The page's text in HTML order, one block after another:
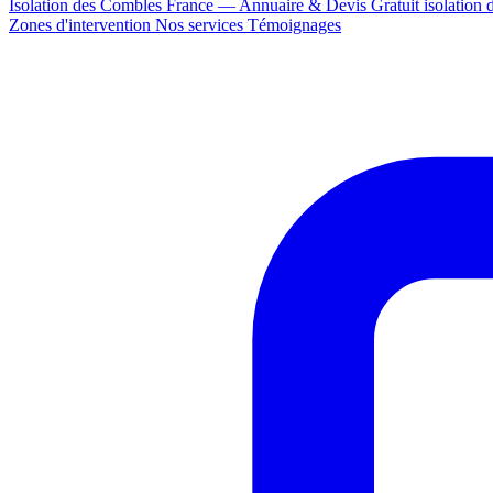
Isolation des Combles France — Annuaire & Devis Gratuit isolation
Zones d'intervention Nos services Témoignages